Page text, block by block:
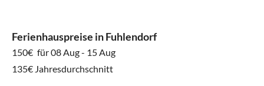
Ferienhauspreise in Fuhlendorf
150€ für 08 Aug - 15 Aug
135€ Jahresdurchschnitt